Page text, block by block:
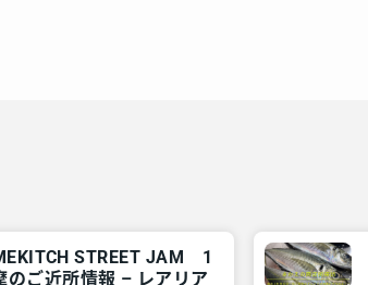
STREET JAM 1
ご近所情報 – レアリア